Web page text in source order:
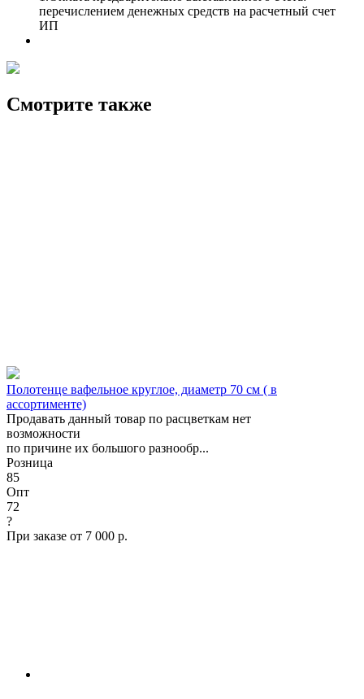
перечислением денежных средств на расчетный счет
ИП
Смотрите также
Полотенце вафельное круглое, диаметр 70 см ( в
ассортименте)
Продавать данный товар по расцветкам нет
возможности
по причине их большого разнообр...
Розница
85
Опт
72
?
При заказе от 7 000 р.